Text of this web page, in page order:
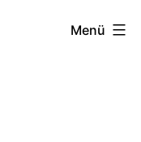
Menü